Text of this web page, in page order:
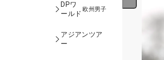
DPワ
ールド
欧州男子
アジアンツア
ー